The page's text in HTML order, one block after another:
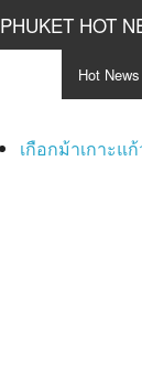
PHUKET HOT
Hot News
เกือกม้าเกาะแ